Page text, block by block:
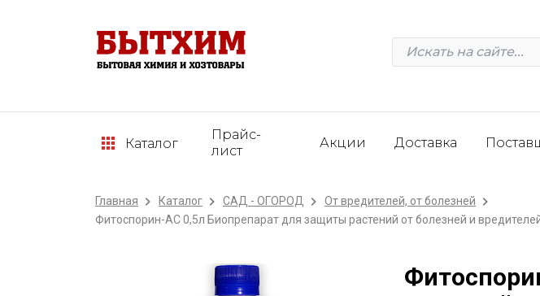
Каталог
Прайс-
лист
Акции Доставка
Главная Каталог САД - ОГОРОД
От вредителей, от болезней
Фитоспорин-АС 0,5л Биопрепарат для защиты растений от болезней и